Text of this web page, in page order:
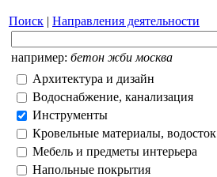
Поиск | Направления деятельности
например: бетон жби москва
Архитектура и дизайн
Водоснабжение, канализация
Инструменты
Кровельные материалы, водосток
Мебель и предметы интерьера
Напольные покрытия